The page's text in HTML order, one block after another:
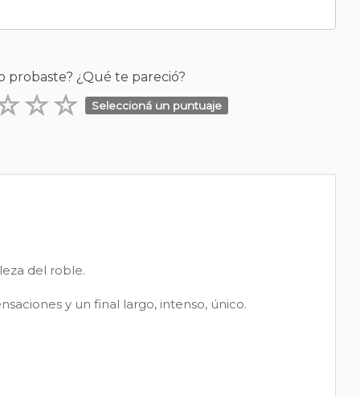
probaste? ¿Qué te pareció?
Seleccioná un puntuaje
del roble.
y un final largo, intenso, único.